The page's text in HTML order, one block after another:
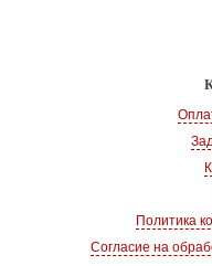
Политика
Согласие на